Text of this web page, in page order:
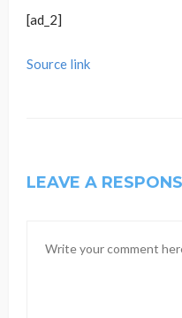
[ad_2]
Source link
LEAVE A